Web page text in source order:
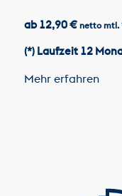
ab 12,90 € netto mtl.
(*) Laufzeit 12
Mehr erfahren